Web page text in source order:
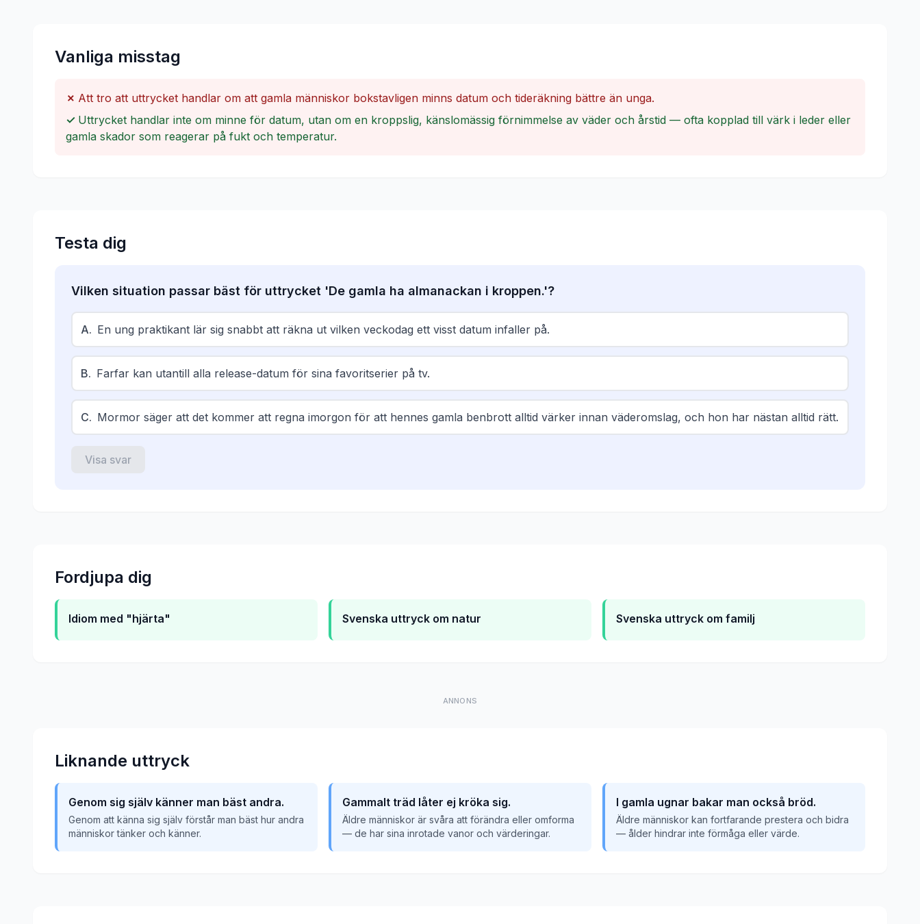
Vanliga misstag
✗ Att tro att uttrycket handlar om att gamla människor bokstavligen minns datum och tideräkning bättre än unga.
✓ Uttrycket handlar inte om minne för datum, utan om en kroppslig, känslomässig förnimmelse av väder och årstid — ofta kopplad till värk i leder eller
gamla skador som reagerar på fukt och temperatur.
Testa dig
Vilken situation passar bäst för uttrycket 'De gamla ha almanackan i kroppen.'?
A. En ung praktikant lär sig snabbt att räkna ut vilken veckodag ett visst datum infaller på.
B. Farfar kan utantill alla release-datum för sina favoritserier på tv.
C. Mormor säger att det kommer att regna imorgon för att hennes gamla benbrott alltid värker innan väderomslag, och hon har nästan alltid rätt.
Visa svar
Fordjupa dig
Idiom med "hjärta" Svenska uttryck om natur Svenska uttryck om familj
ANNONS
Liknande uttryck
Genom sig själv känner man bäst andra.
Genom att känna sig själv förstår man bäst hur andra
människor tänker och känner.
Gammalt träd låter ej kröka sig.
Äldre människor är svåra att förändra eller omforma
— de har sina inrotade vanor och värderingar.
I gamla ugnar bakar man också bröd.
Äldre människor kan fortfarande prestera och bidra
— ålder hindrar inte förmåga eller värde.